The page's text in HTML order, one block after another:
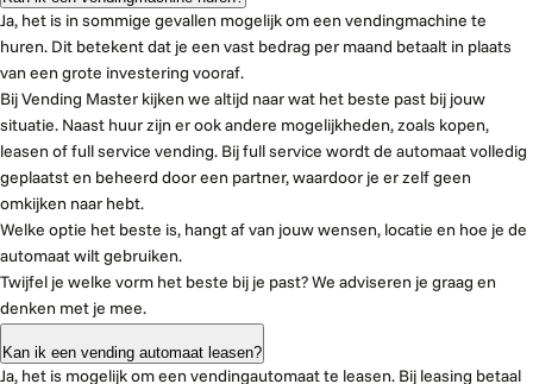
Ja, het is in sommige gevallen mogelijk om een vendingmachine te
huren. Dit betekent dat je een vast bedrag per maand betaalt in plaats
van een grote investering vooraf.
Bij Vending Master kijken we altijd naar wat het beste past bij jouw
situatie. Naast huur zijn er ook andere mogelijkheden, zoals kopen,
leasen of full service vending. Bij full service wordt de automaat volledig
geplaatst en beheerd door een partner, waardoor je er zelf geen
omkijken naar hebt.
Welke optie het beste is, hangt af van jouw wensen, locatie en hoe je de
automaat wilt gebruiken.
Twijfel je welke vorm het beste bij je past? We adviseren je graag en
denken met je mee.
Kan ik een vending automaat leasen?
Ja, het is mogelijk om een vendingautomaat te leasen. Bij leasing betaal